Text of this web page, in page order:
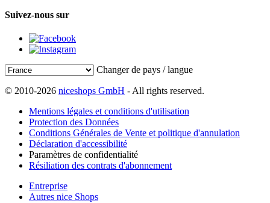
Suivez-nous sur
Changer de pays / langue
© 2010-2026 niceshops GmbH - All rights reserved.
Mentions légales et conditions d'utilisation
Protection des Données
Conditions Générales de Vente et politique d'annulation
Déclaration d'accessibilité
Paramètres de confidentialité
Résiliation des contrats d'abonnement
Entreprise
Autres nice Shops